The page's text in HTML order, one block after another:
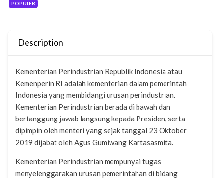
POPULER
Description
Kementerian Perindustrian Republik Indonesia atau
Kemenperin RI adalah kementerian dalam pemerintah
Indonesia yang membidangi urusan perindustrian.
Kementerian Perindustrian berada di bawah dan
bertanggung jawab langsung kepada Presiden, serta
dipimpin oleh menteri yang sejak tanggal 23 Oktober
2019 dijabat oleh Agus Gumiwang Kartasasmita.
Kementerian Perindustrian mempunyai tugas
menyelenggarakan urusan pemerintahan di bidang